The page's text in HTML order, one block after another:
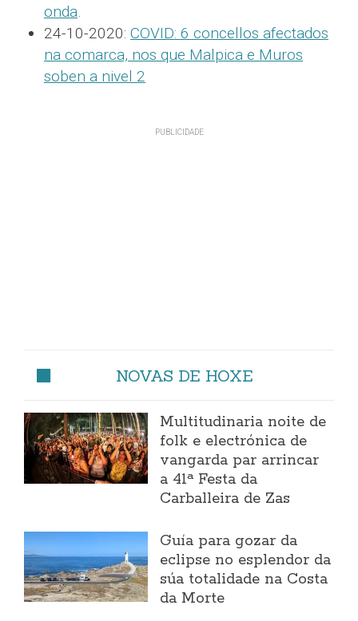
onda.
24-10-2020: COVID: 6 concellos afectados
na comarca, nos que Malpica e Muros
soben a nivel 2
NOVAS DE HOXE
Multitudinaria noite de
folk e electrónica de
vangarda par arrincar
a 41ª Festa da
Carballeira de Zas
Guía para gozar da
eclipse no esplendor da
súa totalidade na Costa
da Morte